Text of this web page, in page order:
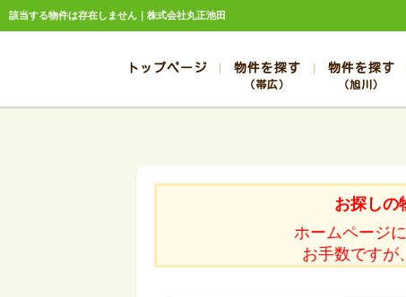
該当する物件は存在しません｜株式会社丸正池田
トップページ 物件を探す
（帯広）
帯広
帯広
帯広
帯広
物件を探す
（旭川）
旭川
旭川
旭川
旭川
お探しの
ホームページ
お手数ですが